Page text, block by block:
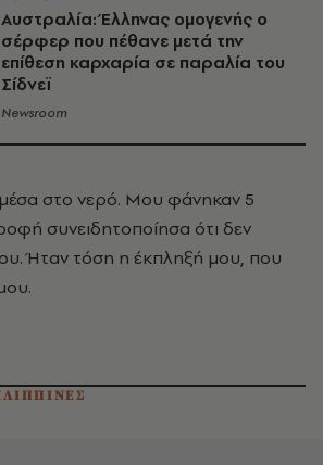
Αυστραλία: Έλληνας ομογενής ο
σέρφερ που πέθανε μετά την
επίθεση καρχαρία σε παραλία του
Σίδνεϊ
Newsroom
στο νερό. Μου φάνηκαν 5
συνειδητοποίησα ότι δεν
Ήταν τόση η έκπληξή μου, που